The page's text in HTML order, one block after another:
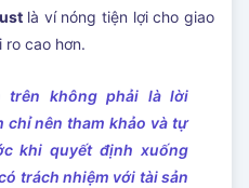
là ví nóng tiện lợi cho giao
cao hơn.
trên không phải là lời
chỉ nên tham khảo và tự
khi quyết định xuống
trách nhiệm với tài sản